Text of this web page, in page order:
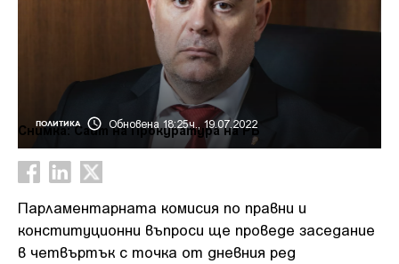
ПОЛИТИКА Обновена 18:25ч., 19.07.2022
Снимка: Сайт на Прокуратура на РБ
Парламентарната комисия по правни и
конституционни въпроси ще проведе заседание
в четвъртък с точка от дневния ред